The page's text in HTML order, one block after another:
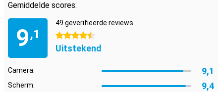
Gemiddelde scores:
9,1
49 geverifieerde reviews
4.5 sterren
Uitstekend
Camera: 9,1
Scherm: 9,4